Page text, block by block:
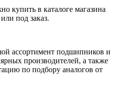
в каталоге магазина
под заказ.
ассортимент подшипников и
производителей, а также
по подбору аналогов от